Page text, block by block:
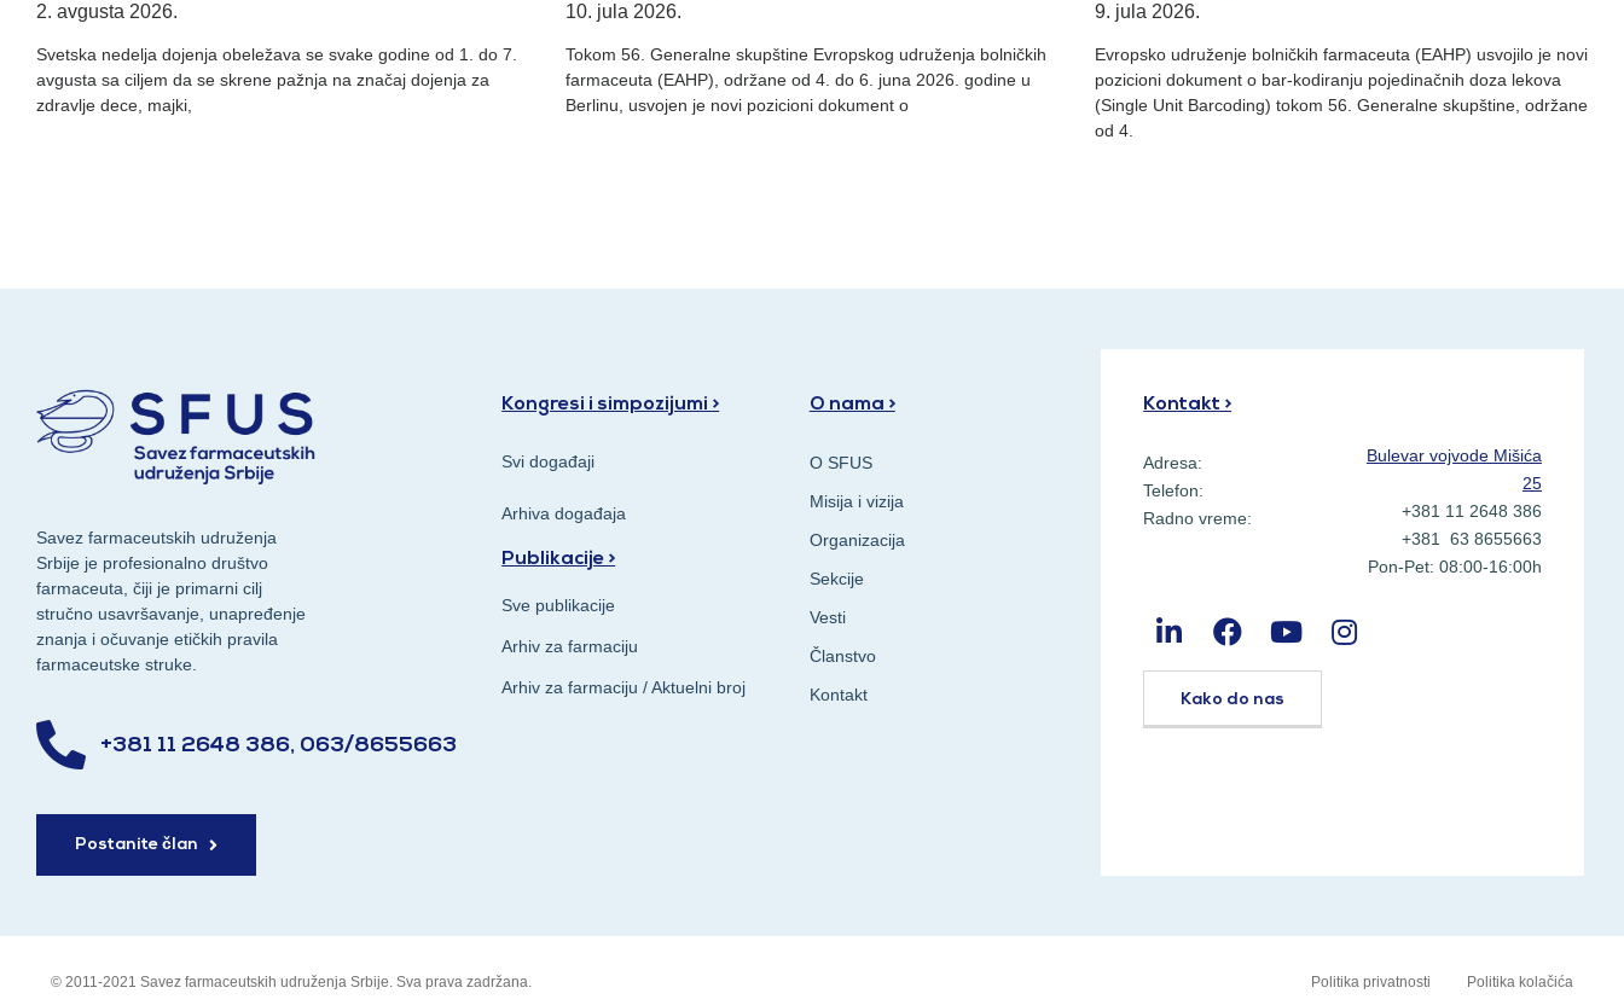
2. avgusta 2026.
Svetska nedelja dojenja obeležava se svake godine od 1. do 7.
avgusta sa ciljem da se skrene pažnja na značaj dojenja za
zdravlje dece, majki,
10. jula 2026.
Tokom 56. Generalne skupštine Evropskog udruženja bolničkih
farmaceuta (EAHP), održane od 4. do 6. juna 2026. godine u
Berlinu, usvojen je novi pozicioni dokument o
9. jula 2026.
Evropsko udruženje bolničkih farmaceuta (EAHP) usvojilo je novi
pozicioni dokument o bar-kodiranju pojedinačnih doza lekova
(Single Unit Barcoding) tokom 56. Generalne skupštine, održane
od 4.
Savez farmaceutskih udruženja
Srbije je profesionalno društvo
farmaceuta, čiji je primarni cilj
stručno usavršavanje, unapređenje
znanja i očuvanje etičkih pravila
farmaceutske struke.
+381 11 2648 386, 063/8655663
Postanite član
Kongresi i simpozijumi >
Svi događaji
Arhiva događaja
Publikacije >
Sve publikacije
Arhiv za farmaciju
Arhiv za farmaciju / Aktuelni broj
O nama >
O SFUS
Misija i vizija
Organizacija
Sekcije
Vesti
Članstvo
Kontakt
Kontakt >
Adresa:
Telefon:
Radno vreme:
Bulevar vojvode Mišića
25
+381 11 2648 386
+381 63 8655663
Pon-Pet: 08:00-16:00h
Kako do nas
© 2011-2021 Savez farmaceutskih udruženja Srbije. Sva prava zadržana. Politika privatnosti Politika kolačića